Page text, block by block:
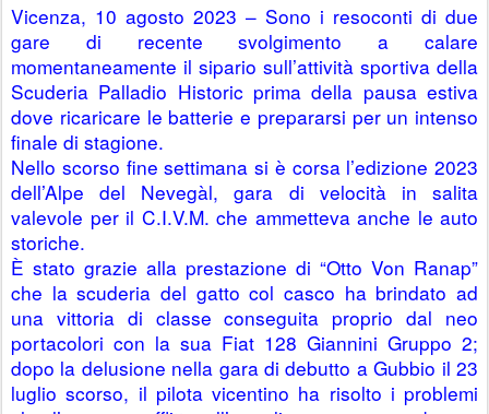
Vicenza, 10 agosto 2023 – Sono i resoconti di due
gare di recente svolgimento a calare
momentaneamente il sipario sull’attività sportiva della
Scuderia Palladio Historic prima della pausa estiva
dove ricaricare le batterie e prepararsi per un intenso
finale di stagione.
Nello scorso fine settimana si è corsa l’edizione 2023
dell’Alpe del Nevegàl, gara di velocità in salita
valevole per il C.I.V.M. che ammetteva anche le auto
storiche.
È stato grazie alla prestazione di “Otto Von Ranap”
che la scuderia del gatto col casco ha brindato ad
una vittoria di classe conseguita proprio dal neo
portacolori con la sua Fiat 128 Giannini Gruppo 2;
dopo la delusione nella gara di debutto a Gubbio il 23
luglio scorso, il pilota vicentino ha risolto i problemi